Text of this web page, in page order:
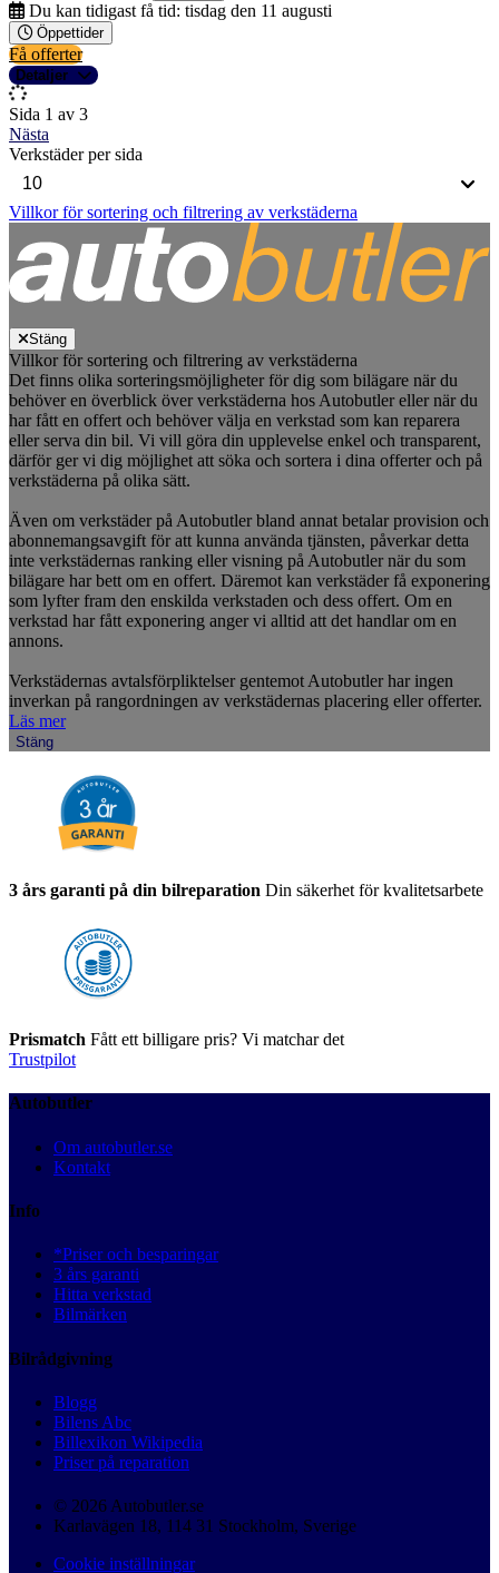
Du kan tidigast få tid: tisdag den 11 augusti
Öppettider
Få offerter
Detaljer
Sida 1 av 3
Nästa
Verkstäder per sida
Villkor för sortering och filtrering av verkstäderna
Stäng
Villkor för sortering och filtrering av verkstäderna
Det finns olika sorteringsmöjligheter för dig som bilägare när du
behöver en överblick över verkstäderna hos Autobutler eller när du
har fått en offert och behöver välja en verkstad som kan reparera
eller serva din bil. Vi vill göra din upplevelse enkel och transparent,
därför ger vi dig möjlighet att söka och sortera i dina offerter och på
verkstäderna på olika sätt.
Även om verkstäder på Autobutler bland annat betalar provision och
abonnemangsavgift för att kunna använda tjänsten, påverkar detta
inte verkstädernas ranking eller visning på Autobutler när du som
bilägare har bett om en offert. Däremot kan verkstäder få exponering
som lyfter fram den enskilda verkstaden och dess offert. Om en
verkstad har fått exponering anger vi alltid att det handlar om en
annons.
Verkstädernas avtalsförpliktelser gentemot Autobutler har ingen
inverkan på rangordningen av verkstädernas placering eller offerter.
Läs mer
Stäng
3 års garanti på din bilreparation Din säkerhet för kvalitetsarbete
Prismatch Fått ett billigare pris? Vi matchar det
Trustpilot
Autobutler
Om autobutler.se
Kontakt
Info
*Priser och besparingar
3 års garanti
Hitta verkstad
Bilmärken
Bilrådgivning
Blogg
Bilens Abc
Billexikon Wikipedia
Priser på reparation
© 2026 Autobutler.se
Karlavägen 18, 114 31 Stockholm, Sverige
Cookie inställningar